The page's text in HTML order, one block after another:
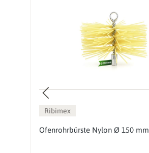
Ribimex
Ofenrohrbürste Nylon Ø 150 mm